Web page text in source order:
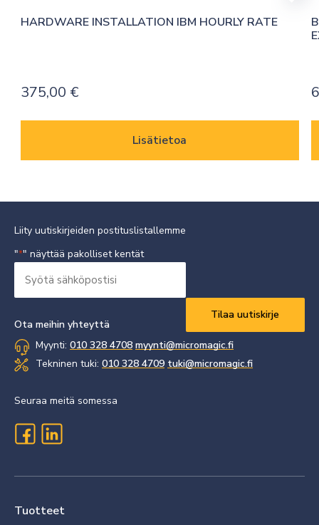
HARDWARE INSTALLATION IBM HOURLY RATE
375,00 €
Lisätietoa
Liity uutiskirjeiden postituslistallemme
"*" näyttää pakolliset kentät
sähköpostisi
Ota meihin yhteyttä
Myynti: 010 328 4708 myynti@micromagic.fi
Tekninen tuki: 010 328 4709 tuki@micromagic.fi
Seuraa meitä somessa
Tuotteet